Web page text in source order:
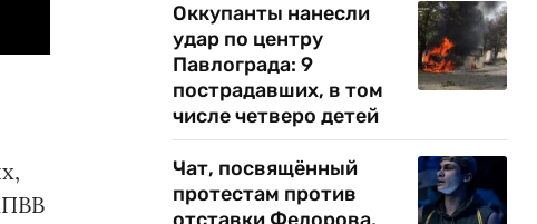
Оккупанты нанесли
удар по центру
Павлограда: 9
пострадавших, в том
числе четверо детей
Чат, посвящённый
протестам против